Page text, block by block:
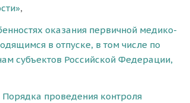
,
оказания первичной медико-
в отпуске, в том числе по
субъектов Российской Федерации,
проведения контроля